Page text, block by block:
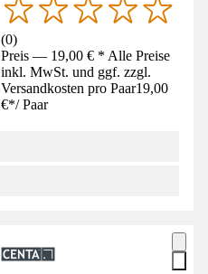
(0)
Preis — 19,00 € * Alle Preise
inkl. MwSt. und ggf. zzgl.
Versandkosten pro Paar19,00
€*/ Paar